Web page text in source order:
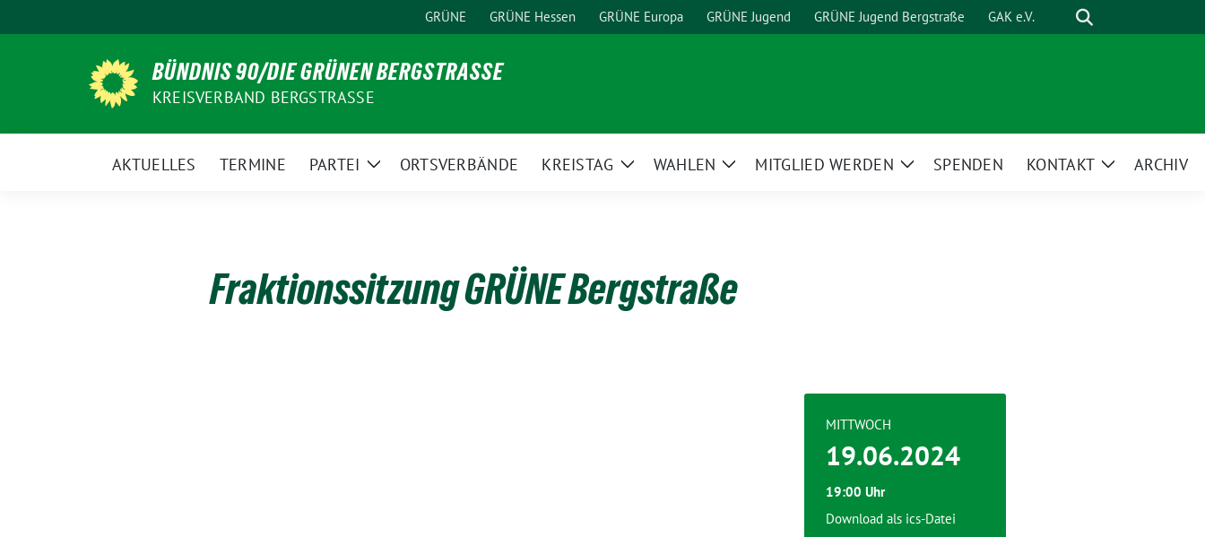
zum
GRÜNE GRÜNE Hessen GRÜNE Europa GRÜNE Jugend GRÜNE Jugend Bergstraße GAK e.V. Suche
BÜNDNIS 90/DIE GRÜNEN BERGSTRASSE
KREISVERBAND BERGSTRASSE
AKTUELLES TERMINE PARTEI
ZeigeORTSVERBÄNDE KREISTAG
ZeigeWAHLEN
ZeigeMITGLIED WERDEN
ZeigeSPENDEN KONTAKT
ZeigeARCHIV
Fraktionssitzung GRÜNE Bergstraße
MITTWOCH
19.06.2024
19:00 Uhr
Download als ics-Datei